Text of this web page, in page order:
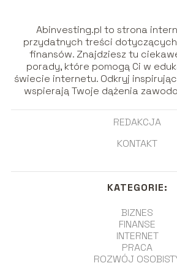
Abinvesting.pl to strona
przydatnych treści
finansów. Znajdziesz tu
porady, które pomogą Ci w
świecie internetu. Odkryj
wspierają Twoje dążenia
REDAKCJA
KONTAKT
KATEGORIE:
BIZNES
FINANSE
INTERNET
PRACA
ROZWÓJ